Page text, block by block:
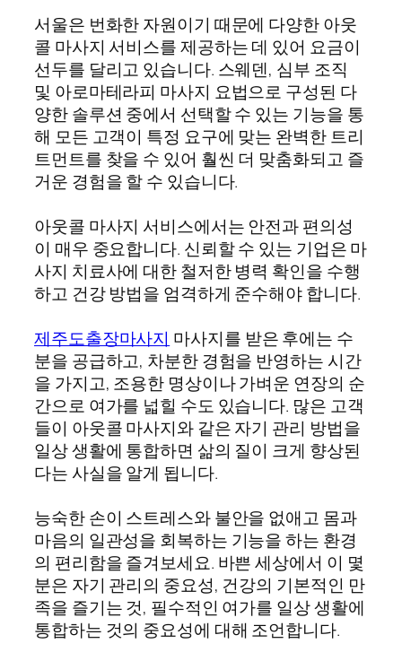
서울은 번화한 자원이기 때문에 다양한 아웃
콜 마사지 서비스를 제공하는 데 있어 요금이
선두를 달리고 있습니다. 스웨덴, 심부 조직
및 아로마테라피 마사지 요법으로 구성된 다
양한 솔루션 중에서 선택할 수 있는 기능을 통
해 모든 고객이 특정 요구에 맞는 완벽한 트리
트먼트를 찾을 수 있어 훨씬 더 맞춤화되고 즐
거운 경험을 할 수 있습니다.
아웃콜 마사지 서비스에서는 안전과 편의성
이 매우 중요합니다. 신뢰할 수 있는 기업은 마
사지 치료사에 대한 철저한 병력 확인을 수행
하고 건강 방법을 엄격하게 준수해야 합니다.
제주도출장마사지 마사지를 받은 후에는 수
분을 공급하고, 차분한 경험을 반영하는 시간
을 가지고, 조용한 명상이나 가벼운 연장의 순
간으로 여가를 넓힐 수도 있습니다. 많은 고객
들이 아웃콜 마사지와 같은 자기 관리 방법을
일상 생활에 통합하면 삶의 질이 크게 향상된
다는 사실을 알게 됩니다.
능숙한 손이 스트레스와 불안을 없애고 몸과
마음의 일관성을 회복하는 기능을 하는 환경
의 편리함을 즐겨보세요. 바쁜 세상에서 이 몇
분은 자기 관리의 중요성, 건강의 기본적인 만
족을 즐기는 것, 필수적인 여가를 일상 생활에
통합하는 것의 중요성에 대해 조언합니다.